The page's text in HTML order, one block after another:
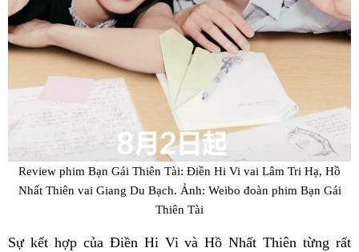
Review phim Bạn Gái Thiên Tài: Điền Hi Vi vai Lâm Tri Hạ, Hồ
Nhất Thiên vai Giang Du Bạch. Ảnh: Weibo đoàn phim Bạn Gái
Thiên Tài
Sự kết hợp của Điền Hi Vi và Hồ Nhất Thiên từng rất